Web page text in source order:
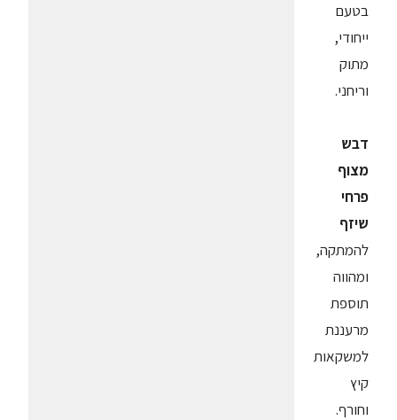
בטעם
ייחודי,
מתוק
וריחני.
דבש
מצוף
פרחי
שיזף
להמתקה,
ומהווה
תוספת
מרעננת
למשקאות
קיץ
וחורף.